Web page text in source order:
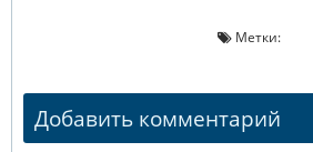
Метки:
Добавить комментарий